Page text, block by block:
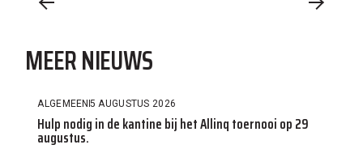
MEER NIEUWS
ALGEMEEN5 AUGUSTUS 2026
Hulp nodig in de kantine bij het Allinq toernooi op 29
augustus.